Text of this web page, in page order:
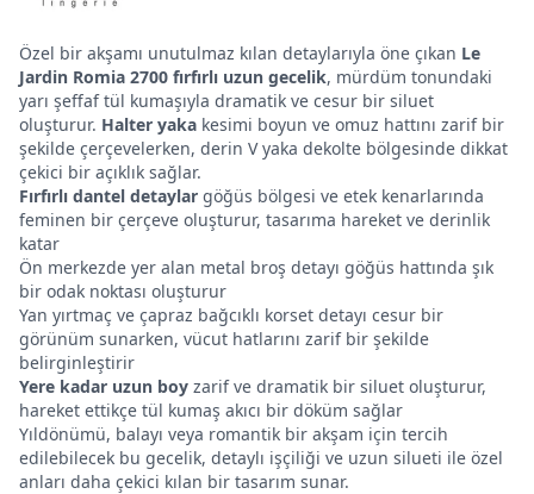
Özel bir akşamı unutulmaz kılan detaylarıyla öne çıkan Le
Jardin Romia 2700 fırfırlı uzun gecelik, mürdüm tonundaki
yarı şeffaf tül kumaşıyla dramatik ve cesur bir siluet
oluşturur. Halter yaka kesimi boyun ve omuz hattını zarif bir
şekilde çerçevelerken, derin V yaka dekolte bölgesinde dikkat
çekici bir açıklık sağlar.
Fırfırlı dantel detaylar göğüs bölgesi ve etek kenarlarında
feminen bir çerçeve oluşturur, tasarıma hareket ve derinlik
katar
Ön merkezde yer alan metal broş detayı göğüs hattında şık
bir odak noktası oluşturur
Yan yırtmaç ve çapraz bağcıklı korset detayı cesur bir
görünüm sunarken, vücut hatlarını zarif bir şekilde
belirginleştirir
Yere kadar uzun boy zarif ve dramatik bir siluet oluşturur,
hareket ettikçe tül kumaş akıcı bir döküm sağlar
Yıldönümü, balayı veya romantik bir akşam için tercih
edilebilecek bu gecelik, detaylı işçiliği ve uzun silueti ile özel
anları daha çekici kılan bir tasarım sunar.